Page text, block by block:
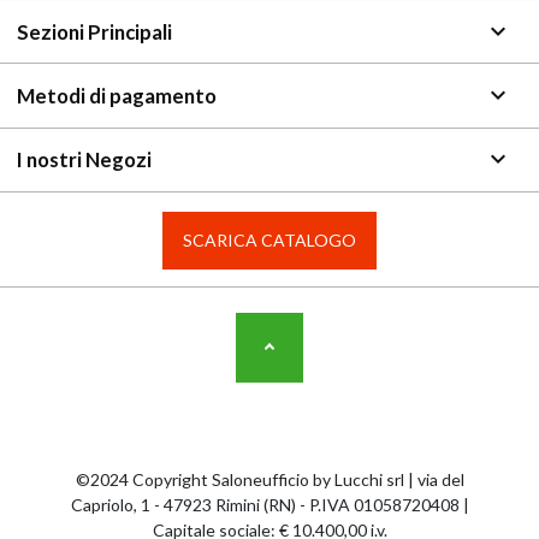
Sezioni Principali keyboard_arrow_down
Metodi di pagamento keyboard_arrow_down
I nostri Negozi keyboard_arrow_down
SCARICA CATALOGO
©2024 Copyright Saloneufficio by Lucchi srl | via del
Capriolo, 1 - 47923 Rimini (RN) - P.IVA 01058720408 |
Capitale sociale: € 10.400,00 i.v.